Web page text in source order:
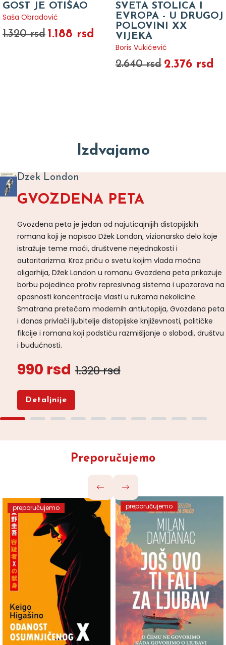
GOST JE OTIŠAO
Saša Obradović
1.320 rsd 1.188 rsd
SVETA STOLICA I
EVROPA - U DRUGOJ
POLOVINI XX
VIJEKA
Boris Vukićević
2.640 rsd 2.376 rsd
Izdvajamo
Dzek London
GVOZDENA PETA
Gvozdena peta je jedan od najuticajnijih distopijskih
romana koji je napisao Džek London, vizionarsko delo koje
istražuje teme moći, društvene nejednakosti i
autoritarizma. Kroz priču o svetu kojim vlada moćna
oligarhija, Džek London u romanu Gvozdena peta prikazuje
borbu pojedinca protiv represivnog sistema i upozorava na
opasnosti koncentracije vlasti u rukama nekolicine.
Smatrana pretečom modernih antiutopija, Gvozdena peta
i danas privlači ljubitelje distopijske književnosti, političke
fikcije i romana koji podstiču razmišljanje o slobodi, društvu
i budućnosti.
990 rsd 1.320 rsd
Detaljnije
Preporučujemo
preporučujemo preporučujemo